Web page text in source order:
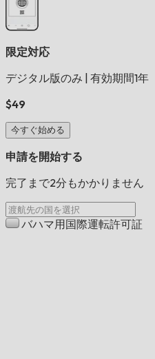
限定対応
デジタル版のみ 有効期間1年
$49
今すぐ始める
申請を開始する
完了まで2分もかかりません
バハマ用国際運転許可証